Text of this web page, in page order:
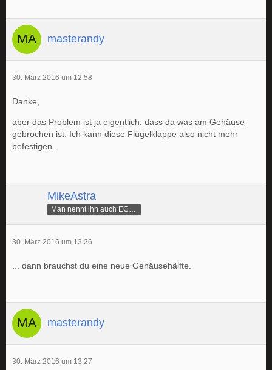
masterandy
30. März 2016 um 12:58
Danke,
aber das Problem ist ja eigentlich, dass da was am Gehäuse
gebrochen ist. Ich kann diese Flügelklappe also nicht mehr
befestigen.
MikeAstra
Man nennt ihn auch ECAMike
30. März 2016 um 13:26
... dann brauchst du eine neue Gehäusehälfte.
masterandy
30. März 2016 um 13:27